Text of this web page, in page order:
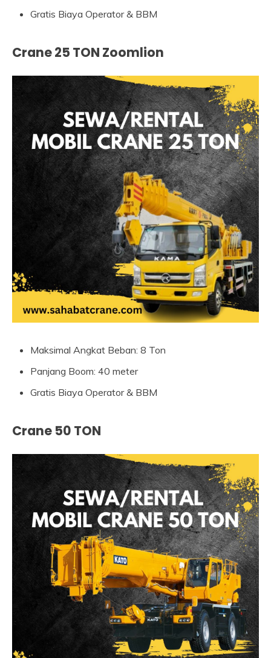
Gratis Biaya Operator & BBM
Crane 25 TON Zoomlion
Maksimal Angkat Beban: 8 Ton
Panjang Boom: 40 meter
Gratis Biaya Operator & BBM
Crane 50 TON